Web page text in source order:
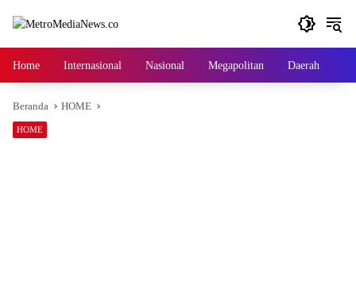
Home Internasional Nasional Megapolitan Daerah
Beranda HOME
HOME